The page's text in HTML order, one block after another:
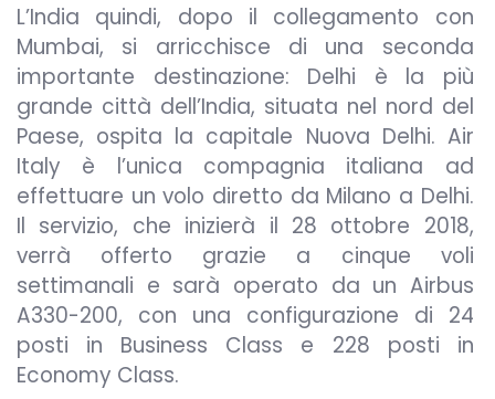
L’India quindi, dopo il collegamento con
Mumbai, si arricchisce di una seconda
importante destinazione: Delhi è la più
grande città dell’India, situata nel nord del
Paese, ospita la capitale Nuova Delhi. Air
Italy è l’unica compagnia italiana ad
effettuare un volo diretto da Milano a Delhi.
Il servizio, che inizierà il 28 ottobre 2018,
verrà offerto grazie a cinque voli
settimanali e sarà operato da un Airbus
A330-200, con una configurazione di 24
posti in Business Class e 228 posti in
Economy Class.